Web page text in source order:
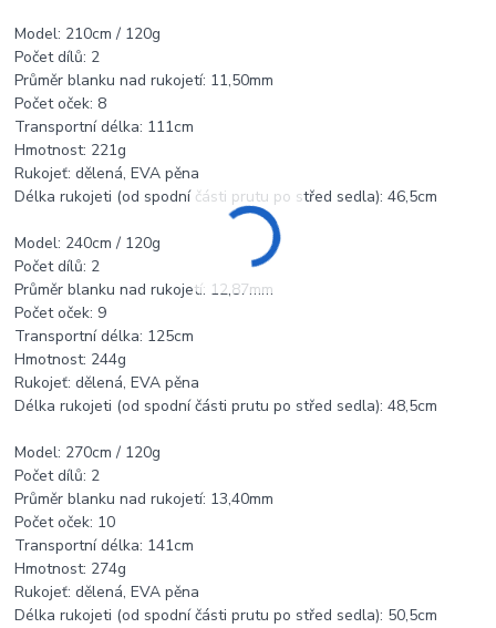
Model: 210cm / 120g
Počet dílů: 2
Průměr blanku nad rukojetí: 11,50mm
Počet oček: 8
Transportní délka: 111cm
Hmotnost: 221g
Rukojeť: dělená, EVA pěna
Délka rukojeti (od spodní části prutu po střed sedla): 46,5cm
Model: 240cm / 120g
Počet dílů: 2
Průměr blanku nad rukojetí: 12,87mm
Počet oček: 9
Transportní délka: 125cm
Hmotnost: 244g
Rukojeť: dělená, EVA pěna
Délka rukojeti (od spodní části prutu po střed sedla): 48,5cm
Model: 270cm / 120g
Počet dílů: 2
Průměr blanku nad rukojetí: 13,40mm
Počet oček: 10
Transportní délka: 141cm
Hmotnost: 274g
Rukojeť: dělená, EVA pěna
Délka rukojeti (od spodní části prutu po střed sedla): 50,5cm